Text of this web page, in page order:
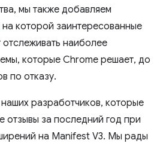
мы также добавляем
на которой заинтересованные
отслеживать наиболее
которые Chrome решает, до
по отказу.
разработчиков, которые
отзывы за последний год при
на Manifest V3. Мы рады